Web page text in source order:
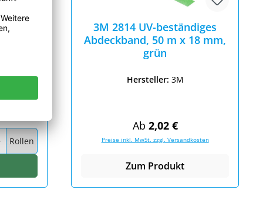
Wert ein oder benutze die Schaltflächen um die
Rollen
3M 2814 UV-beständiges
Abdeckband, 50 m x 18 mm,
grün
Hersteller: 3M
Regulärer Preis:
Ab 2,02 €
Preise inkl. MwSt. zzgl. Versandkosten
Zum Produkt